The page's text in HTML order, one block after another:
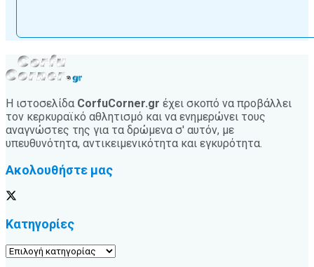
Η ιστοσελίδα CorfuCorner.gr έχει σκοπό να προβάλλει
τον κερκυραϊκό αθλητισμό και να ενημερώνει τους
αναγνώστες της για τα δρώμενα σ' αυτόν, με
υπευθυνότητα, αντικειμενικότητα και εγκυρότητα.
Ακολουθήστε μας
Κατηγορίες
Κατηγορίες